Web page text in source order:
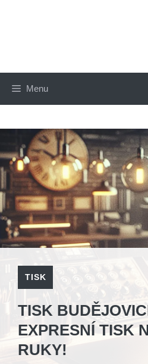
Menu
TISK
TISK
EXPRESNÍ TISK
RUKY!